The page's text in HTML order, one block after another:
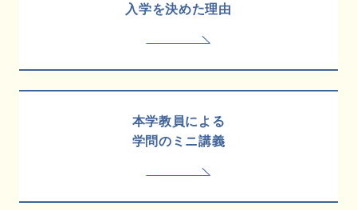
入学を決めた理由
本学教員による
学問のミニ講義